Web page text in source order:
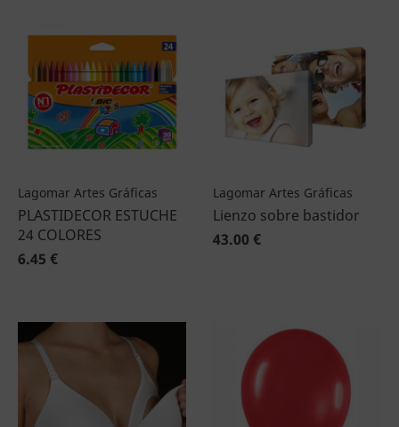
Lagomar Artes Gráficas
PLASTIDECOR ESTUCHE
24 COLORES
6.45 €
Lagomar Artes Gráficas
Lienzo sobre bastidor
43.00 €